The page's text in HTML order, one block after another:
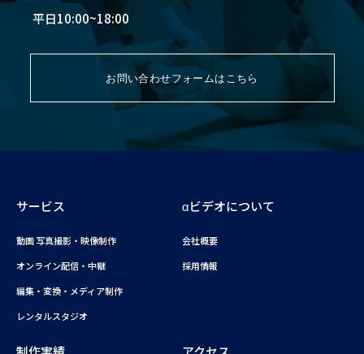
平日10:00~18:00
お問い合わせフォームはこちら
サービス
動画 写真撮影・映像制作
オンライン配信・中継
編集・変換・メディア制作
レンタルスタジオ
αビデオについて
会社概要
採用情報